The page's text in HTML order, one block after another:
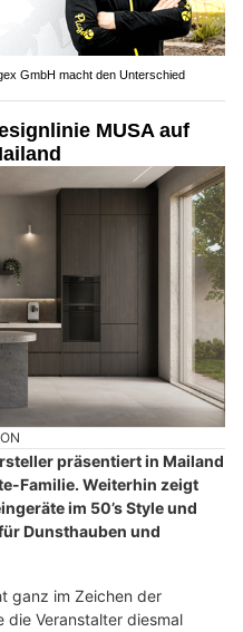
GmbH macht den Unterschied
MUSA auf
präsentiert in Mailand
Familie. Weiterhin zeigt
im 50’s Style und
Dunsthauben und
ganz im Zeichen der
die Veranstalter diesmal